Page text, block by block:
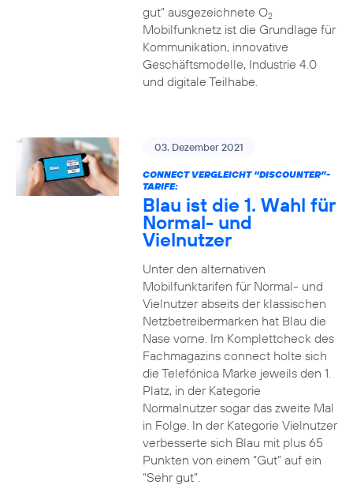
gut” ausgezeichnete O2
Mobilfunknetz ist die Grundlage für
Kommunikation, innovative
Geschäftsmodelle, Industrie 4.0
und digitale Teilhabe.
03. Dezember 2021
CONNECT VERGLEICHT “DISCOUNTER”-
TARIFE:
Blau ist die 1. Wahl für
Normal- und
Vielnutzer
Unter den alternativen
Mobilfunktarifen für Normal- und
Vielnutzer abseits der klassischen
Netzbetreibermarken hat Blau die
Nase vorne. Im Komplettcheck des
Fachmagazins connect holte sich
die Telefónica Marke jeweils den 1.
Platz, in der Kategorie
Normalnutzer sogar das zweite Mal
in Folge. In der Kategorie Vielnutzer
verbesserte sich Blau mit plus 65
Punkten von einem “Gut” auf ein
“Sehr gut”.